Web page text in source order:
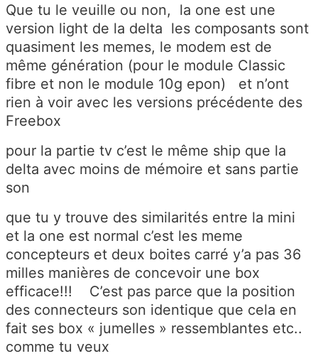
Que tu le veuille ou non, la one est une
version light de la delta les composants sont
quasiment les memes, le modem est de
même génération (pour le module Classic
fibre et non le module 10g epon) et n’ont
rien à voir avec les versions précédente des
Freebox
pour la partie tv c’est le même ship que la
delta avec moins de mémoire et sans partie
son
que tu y trouve des similarités entre la mini
et la one est normal c’est les meme
concepteurs et deux boites carré y’a pas 36
milles manières de concevoir une box
efficace!!! C’est pas parce que la position
des connecteurs son identique que cela en
fait ses box « jumelles » ressemblantes etc..
comme tu veux